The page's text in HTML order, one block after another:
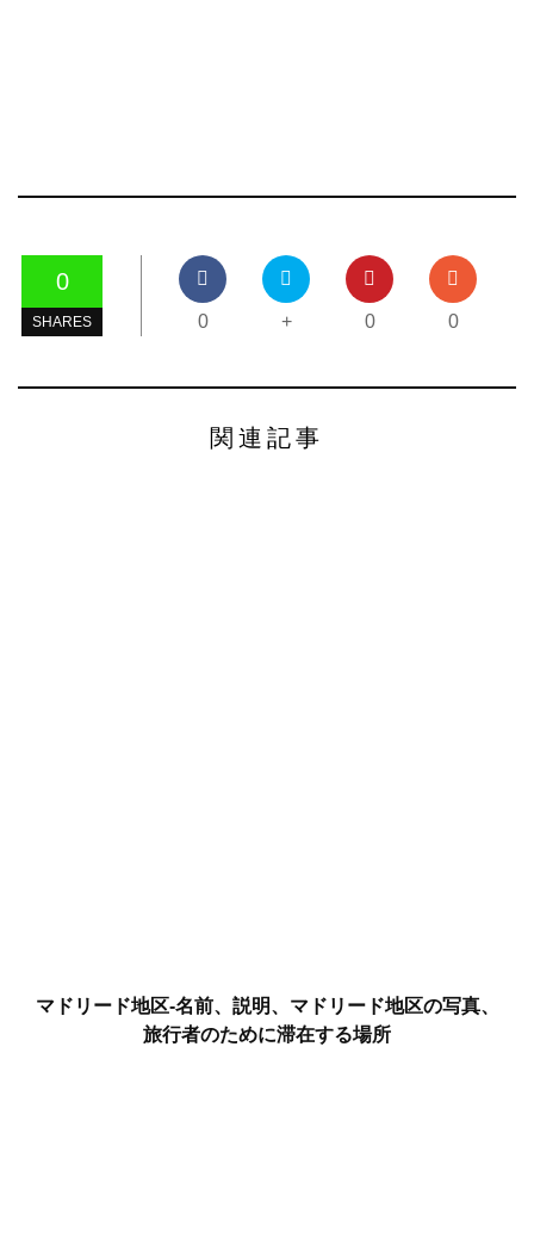
0
SHARES 0 + 0 0
関連記事
マドリード地区-名前、説明、マドリード地区の写真、
旅行者のために滞在する場所